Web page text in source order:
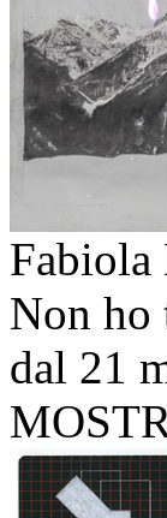
Non ho
dal 21